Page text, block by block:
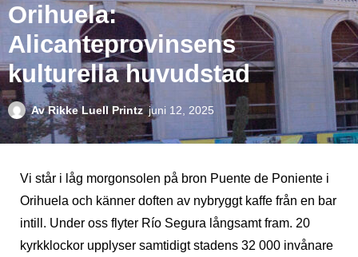
Orihuela:
Alicanteprovinsens
kulturella huvudstad
AvRikke Luell Printz juni 12, 2025
Vi står i låg morgonsolen på bron Puente de Poniente i
Orihuela och känner doften av nybryggt kaffe från en bar
intill. Under oss flyter Río Segura långsamt fram. 20
kyrkklockor upplyser samtidigt stadens 32 000 invånare